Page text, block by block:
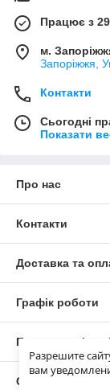
Разрешите
вам
Працює з
м.
Запоріжжя,
Контакти
Сьогодні
Показати
Про нас
Контакти
Доставка та
Графік роботи
Повна версія
Сайт створено